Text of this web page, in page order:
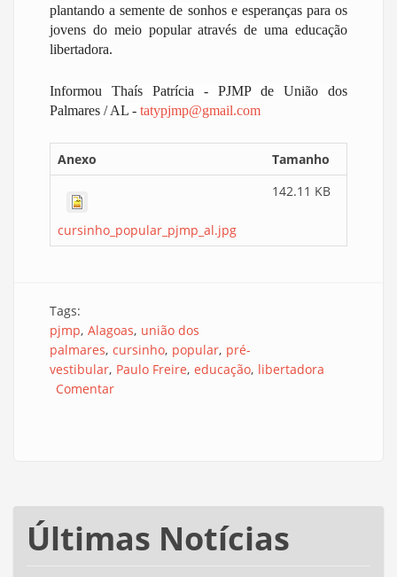
plantando a semente de sonhos e esperanças para os
jovens do meio popular através de uma educação
libertadora.
Informou Thaís Patrícia - PJMP de União dos
Palmares / AL - tatypjmp@gmail.com
Anexo Tamanho
cursinho_popular_pjmp_al.jpg
142.11 KB
Tags:
pjmp Alagoas união dos
palmares cursinho popular pré-
vestibular Paulo Freire educação libertadora
Comentar
Últimas Notícias